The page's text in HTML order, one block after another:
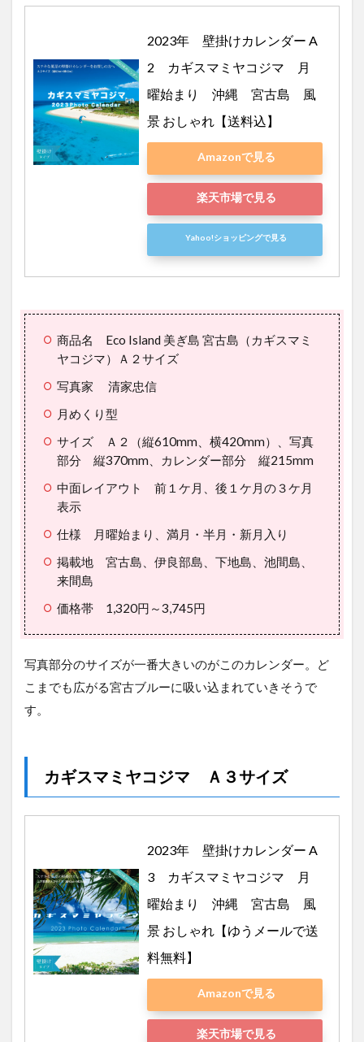
2023年　壁掛けカレンダー A
2　カギスマミヤコジマ　月
曜始まり　沖縄　宮古島　風
景 おしゃれ【送料込】
Amazonで見る
楽天市場で見る
Yahoo!ショッピングで見る
商品名 Eco Island 美ぎ島 宮古島（カギスマミ
ヤコジマ）Ａ２サイズ
写真家 清家忠信
月めくり型
サイズ Ａ２（縦610mm、横420mm）、写真
部分 縦370mm、カレンダー部分 縦215mm
中面レイアウト 前１ケ月、後１ケ月の３ケ月
表示
仕様 月曜始まり、満月・半月・新月入り
掲載地 宮古島、伊良部島、下地島、池間島、
来間島
価格帯 1,320円～3,745円
写真部分のサイズが一番大きいのがこのカレンダー。ど
こまでも広がる宮古ブルーに吸い込まれていきそうで
す。
カギスマミヤコジマ Ａ３サイズ
2023年　壁掛けカレンダー A
3　カギスマミヤコジマ　月
曜始まり　沖縄　宮古島　風
景 おしゃれ【ゆうメールで送
料無料】
Amazonで見る
楽天市場で見る